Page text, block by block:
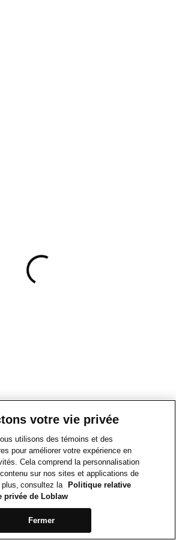
votre vie privée
utilisons des témoins et des
pour améliorer votre expérience en
Cela comprend la personnalisation
sur nos sites et applications de
consultez la
Politique relative
privée de Loblaw
Fermer